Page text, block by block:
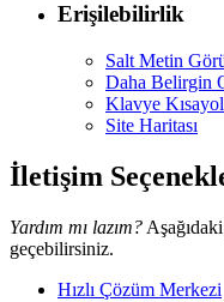
Erişilebilirlik
Salt Metin
Daha Belirgin
Klavye
Site Haritası
İletişim
Yardım mı lazım?
geçebilirsiniz.
Hızlı Çözüm Merkezi